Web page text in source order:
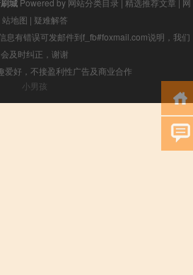
城 Powered by 网站分类目录 | 精选推荐文章 | 网
站地图 | 疑难解答
息有错误可发邮件到f_fb#foxmail.com说明，我们
会及时纠正，谢谢
爱好，不接盈利性广告及商业合作
小男孩